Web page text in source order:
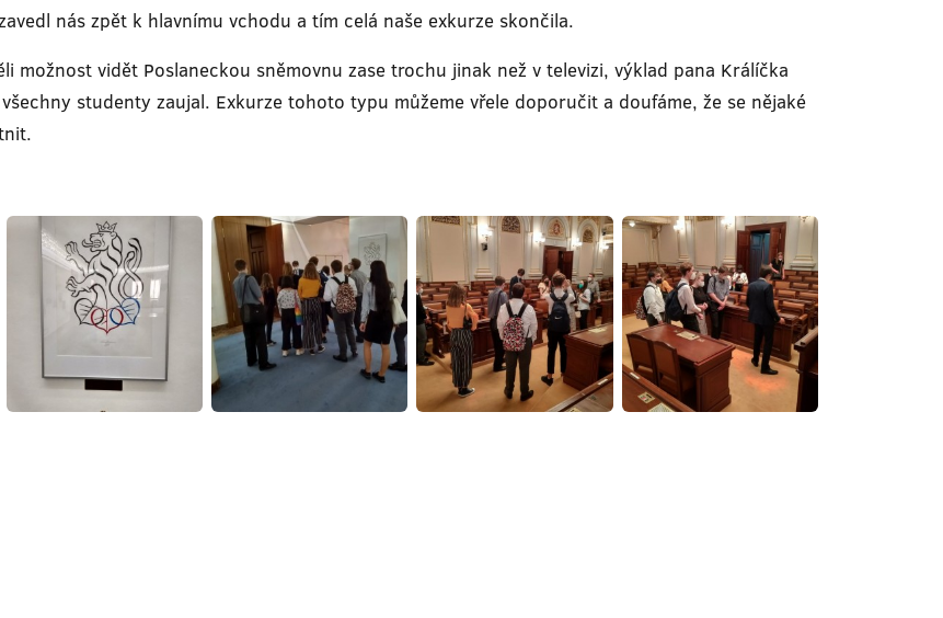
nás zpět k hlavnímu vchodu a tím celá naše exkurze skončila.
možnost vidět Poslaneckou sněmovnu zase trochu jinak než v televizi, výklad pana Králíčka
studenty zaujal. Exkurze tohoto typu můžeme vřele doporučit a doufáme, že se nějaké